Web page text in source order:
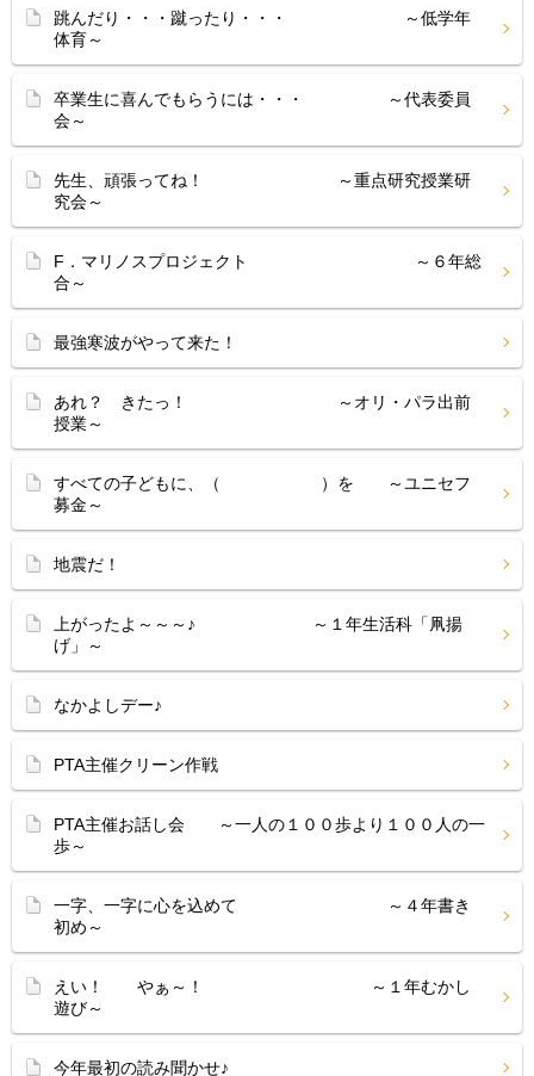
跳んだり・・・蹴ったり・・・ ～低学年
体育～
卒業生に喜んでもらうには・・・ ～代表委員
会～
先生、頑張ってね！ ～重点研究授業研
究会～
F．マリノスプロジェクト ～６年総
合～
最強寒波がやって来た！
あれ？ きたっ！ ～オリ・パラ出前
授業～
すべての子どもに、（ ）を ～ユニセフ
募金～
地震だ！
上がったよ～～～♪ ～１年生活科「凧揚
げ」～
なかよしデー♪
PTA主催クリーン作戦
PTA主催お話し会 ～一人の１００歩より１００人の一
歩～
一字、一字に心を込めて ～４年書き
初め～
えい！ やぁ～！ ～１年むかし
遊び～
今年最初の読み聞かせ♪